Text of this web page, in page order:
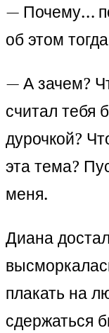
— Почему…
об этом
— А зачем?
считал тебя
дурочкой?
эта тема?
меня.
Диана
плакать на
сдержаться